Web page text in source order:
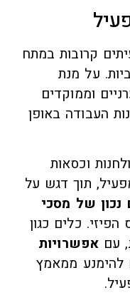
קרובות במתח
על מנת
וממוקדים
העבודה באופן
וכסאות
תוך דגש על
נכון של מסכי
כלים כגון
עם אפשרויות
להימנע ממאמץ